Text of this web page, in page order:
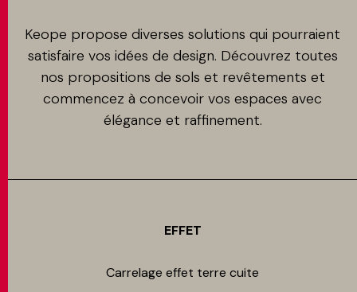
Keope propose diverses solutions qui pourraient
satisfaire vos idées de design. Découvrez toutes
nos propositions de sols et revêtements et
commencez à concevoir vos espaces avec
élégance et raffinement.
EFFET
Carrelage effet terre cuite